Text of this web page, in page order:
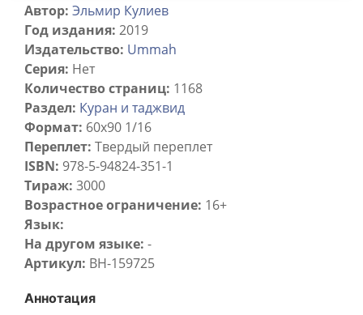
Автор: Эльмир Кулиев
Год издания: 2019
Издательство: Ummah
Серия: Нет
Количество страниц: 1168
Раздел: Куран и таджвид
Формат: 60х90 1/16
Переплет: Твердый переплет
ISBN: 978-5-94824-351-1
Тираж: 3000
Возрастное ограничение: 16+
Язык:
На другом языке: -
Артикул: BH-159725
Аннотация